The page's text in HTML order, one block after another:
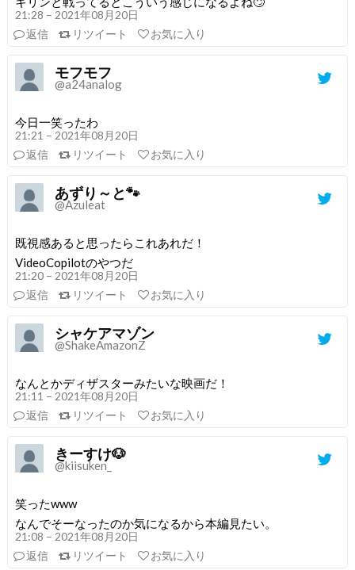
21:28 – 2021年08月20日
返信
リツイート お気に入り
モフモフ
@a24analog
今日一笑ったわ
21:21 – 2021年08月20日
返信
リツイート お気に入り
あずり～と🐾
@Azuleat
既視感あると思ったらこれあれだ！
VideoCopilotのやつだ
21:20 – 2021年08月20日
返信
リツイート お気に入り
シャケアマゾン
@ShakeAmazonZ
なんとかディザスターみたいな映画だ！
21:11 – 2021年08月20日
返信
リツイート お気に入り
きーすけ🐶
@kiisuken_
笑ったwww
なんでそーなったのか気になるから本編見たい。
21:08 – 2021年08月20日
返信
リツイート お気に入り